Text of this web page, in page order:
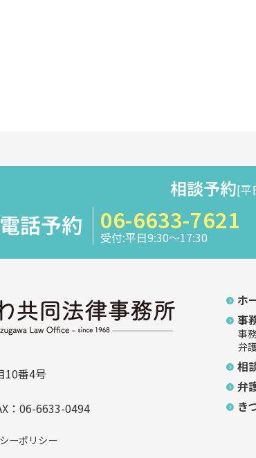
相談予約[平
電話予約 06-6633-7621
受付:平日9:30～17:30
10番4号
：06-6633-0494
ーポリシー
ホ
事
事
弁
相
弁
き